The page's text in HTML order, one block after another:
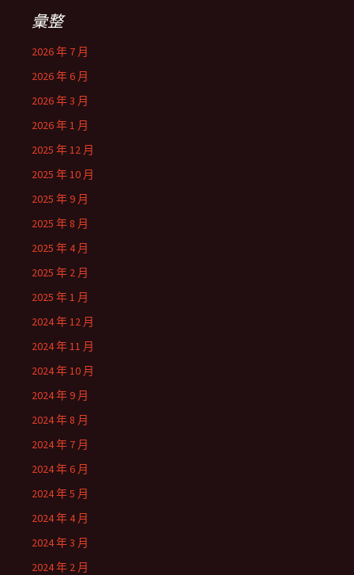
彙整
2026 年 7 月
2026 年 6 月
2026 年 3 月
2026 年 1 月
2025 年 12 月
2025 年 10 月
2025 年 9 月
2025 年 8 月
2025 年 4 月
2025 年 2 月
2025 年 1 月
2024 年 12 月
2024 年 11 月
2024 年 10 月
2024 年 9 月
2024 年 8 月
2024 年 7 月
2024 年 6 月
2024 年 5 月
2024 年 4 月
2024 年 3 月
2024 年 2 月